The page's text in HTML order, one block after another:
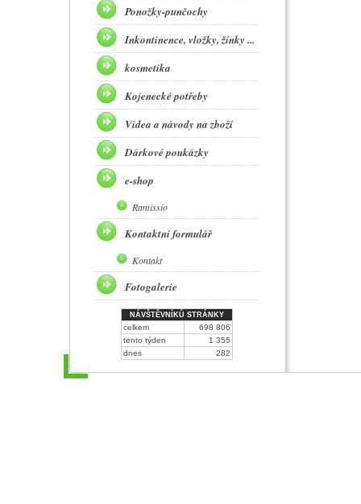
Ponožky-punčochy
Inkontinence, vložky, žínky ...
kosmetika
Kojenecké potřeby
Videa a návody na zboží
Dárkové poukázky
e-shop
Ramissio
Kontaktní formulář
Kontakt
Fotogalerie
NÁVŠTĚVNÍKŮ STRÁNKY
celkem
698 806
tento týden
1 355
dnes
282